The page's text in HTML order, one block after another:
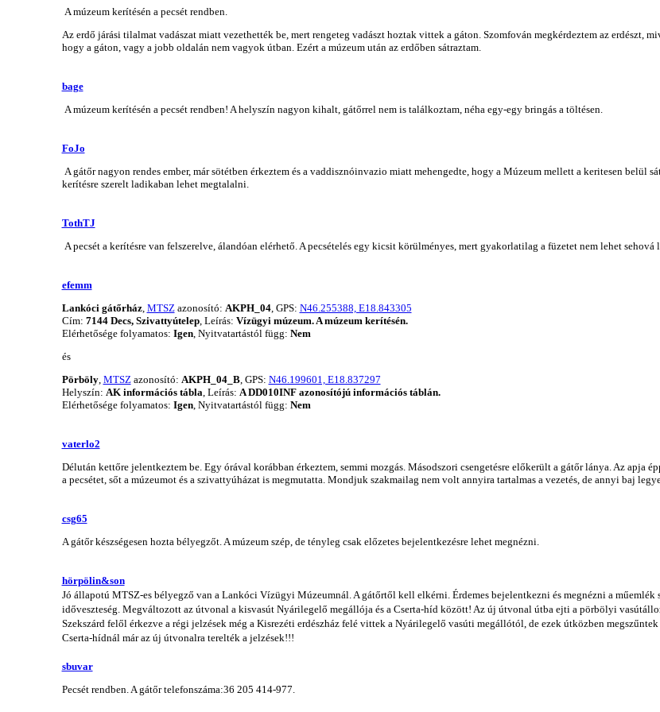
A múzeum kerítésén a pecsét rendben.
Az erdő járási tilalmat vadászat miatt vezethették be, mert rengeteg vadászt hoztak vittek a gáton. Szomfován megkérdeztem az erdészt,
hogy a gáton, vagy a jobb oldalán nem vagyok útban. Ezért a múzeum után az erdőben sátraztam.
bage
A múzeum kerítésén a pecsét rendben! A helyszín nagyon kihalt, gátőrrel nem is találkoztam, néha egy-egy bringás a töltésen.
FoJo
A gátőr nagyon rendes ember, már sötétben érkeztem és a vaddisznóinvazio miatt mehengedte, hogy a Múzeum mellett a keritesen belül
kerítésre szerelt ladikaban lehet megtalalni.
TothTJ
A pecsét a kerítésre van felszerelve, álandóan elérhető. A pecsételés egy kicsit körülményes, mert gyakorlatilag a füzetet nem lehet
efemm
Lankóci gátőrház, MTSZazonosító: AKPH_04, GPS: N46.255388, E18.843305
Cím: 7144 Decs, Szivattyútelep, Leírás: Vízügyi múzeum. A múzeum kerítésén.
Elérhetősége folyamatos: Igen, Nyitvatartástól függ: Nem
és
Pörböly, MTSZazonosító: AKPH_04_B, GPS: N46.199601, E18.837297
Helyszín: AK információs tábla , Leírás: A DD010INF azonosítójú információs táblán.
Elérhetősége folyamatos: Igen, Nyitvatartástól függ: Nem
vaterlo2
Délután kettőre jelentkeztem be. Egy órával korábban érkeztem, semmi mozgás. Másodszori csengetésre előkerült a gátőr lánya. Az apja
a pecsétet, sőt a múzeumot és a szivattyúházat is megmutatta. Mondjuk szakmailag nem volt annyira tartalmas a vezetés, de annyi baj
csg65
A gátőr készségesen hozta bélyegzőt. A múzeum szép, de tényleg csak előzetes bejelentkezésre lehet megnézni.
hörpölin&son
Jó állapotú MTSZ-es bélyegző van a Lankóci Vízügyi Múzeumnál. A gátőrtől kell elkérni. Érdemes bejelentkezni és megnézni a
időveszteség. Megváltozott az útvonal a kisvasút Nyárilegelő megállója és a Cserta-híd között! Az új útvonal útba ejti a pörbölyi
Szekszárd felől érkezve a régi jelzések még a Kisrezéti erdészház felé vittek a Nyárilegelő vasúti megállótól, de ezek útközben
Cserta-hídnál már az új útvonalra terelték a jelzések!!!
sbuvar
Pecsét rendben. A gátőr telefonszáma:36 205 414-977.